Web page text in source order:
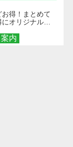
内
お得！まとめて
オリジナルグ